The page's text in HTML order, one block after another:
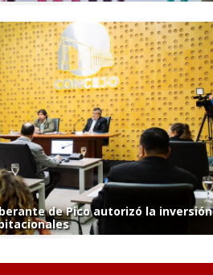
de Pico autorizó la inversión